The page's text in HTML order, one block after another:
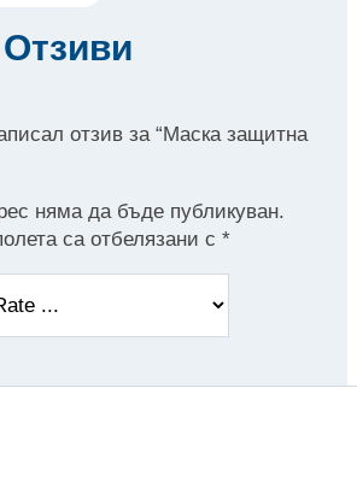
Отзиви
отзив за “Маска защитна
няма да бъде публикуван.
са отбелязани с *